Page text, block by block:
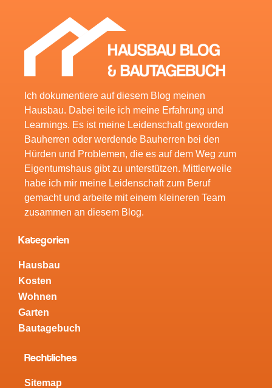
Ich dokumentiere auf diesem Blog meinen
Hausbau. Dabei teile ich meine Erfahrung und
Learnings. Es ist meine Leidenschaft geworden
Bauherren oder werdende Bauherren bei den
Hürden und Problemen, die es auf dem Weg zum
Eigentumshaus gibt zu unterstützen. Mittlerweile
habe ich mir meine Leidenschaft zum Beruf
gemacht und arbeite mit einem kleineren Team
zusammen an diesem Blog.
Kategorien
Hausbau
Kosten
Wohnen
Garten
Bautagebuch
Rechtliches
Sitemap